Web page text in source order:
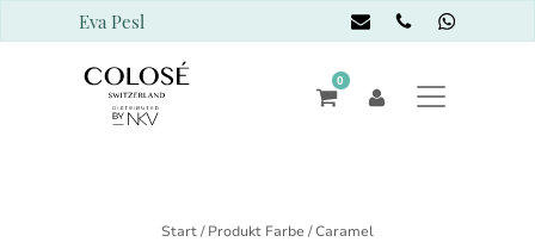
Eva Pesl
0
Start/ Produkt Farbe / Caramel